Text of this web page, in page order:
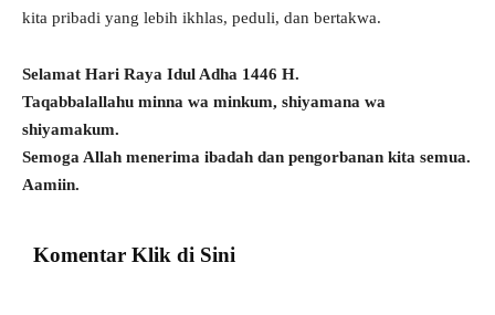
kita pribadi yang lebih ikhlas, peduli, dan bertakwa.
Selamat Hari Raya Idul Adha 1446 H.
Taqabbalallahu minna wa minkum, shiyamana wa
shiyamakum.
Semoga Allah menerima ibadah dan pengorbanan kita semua.
Aamiin.
Komentar Klik di Sini